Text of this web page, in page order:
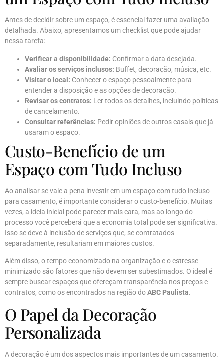
Antes de decidir sobre um espaço, é essencial fazer uma avaliação
detalhada. Abaixo, apresentamos um checklist que pode ajudar
nessa tarefa:
Verificar a disponibilidade: Confirmar a data desejada.
Avaliar os serviços inclusos: Buffet, decoração, música, etc.
Visitar o local: Conhecer o espaço pessoalmente para
entender a disposição e as opções de decoração.
Revisar os contratos: Ler todos os detalhes, incluindo políticas
de cancelamento.
Consultar referências: Pedir opiniões de outros casais que já
usaram o espaço.
Custo-Benefício de um
Espaço com Tudo Incluso
Ao analisar se vale a pena investir em um espaço com tudo incluso
para casamento, é importante considerar o custo-benefício. Muitas
vezes, a ideia inicial pode parecer mais cara, mas ao longo do
processo você perceberá que a economia total pode ser significativa.
Isso se deve à inclusão de serviços que, se contratados
separadamente, resultariam em maiores custos.
Além disso, o tempo economizado na organização e o estresse
minimizado são fatores que não devem ser subestimados. O ideal é
sempre buscar espaços que ofereçam transparência nos preços e
contratos, como os encontrados na região doABC Paulista.
O Papel da Decoração
Personalizada
A decoração é um dos aspectos mais importantes de um casamento.